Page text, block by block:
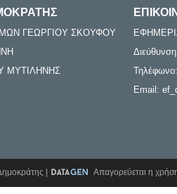
ΓΕΩΡΓΙΟΥ ΣΚΟΥΦΟΥ
ΜΥΤΙΛΗΝΗΣ
Email:
| Απαγορεύεται η